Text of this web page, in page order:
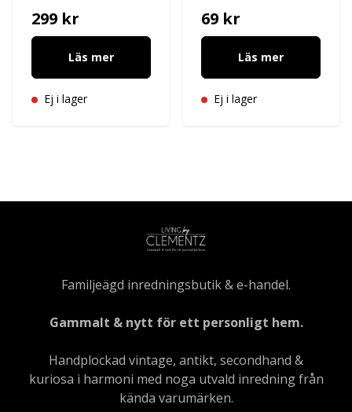
299 kr
Läs mer
Ej i lager
69 kr
Läs mer
Ej i lager
Familjeägd inredningsbutik & e-handel.
Gammalt & nytt för ett personligt hem.
Handplockad vintage, antikt, secondhand &
kuriosa i harmoni med noga utvald inredning från
kända varumärken.